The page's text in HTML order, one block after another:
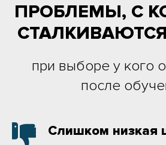
ПРОБЛЕМЫ, С
при выборе у кого
после
Слишком низкая